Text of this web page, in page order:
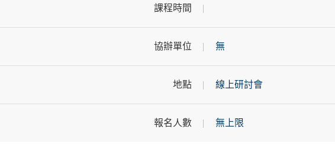
課程時間
協辦單位 無
地點 線上研討會
報名人數 無上限